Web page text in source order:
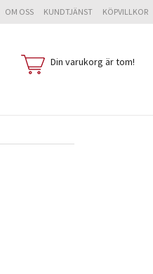
OM OSS KUNDTJÄNST KÖPVILLKOR
Din varukorg är tom!